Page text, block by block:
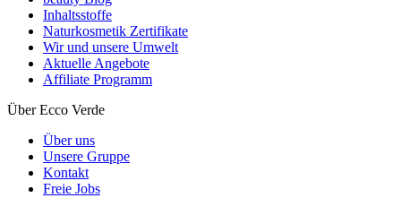
Inhaltsstoffe
Naturkosmetik Zertifikate
Wir und unsere Umwelt
Aktuelle Angebote
Affiliate Programm
Über Ecco Verde
Über uns
Unsere Gruppe
Kontakt
Freie Jobs